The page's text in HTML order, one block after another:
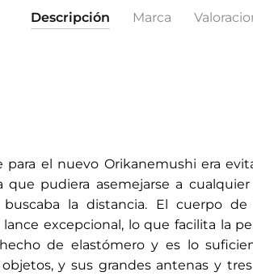
Descripción Marca
para el nuevo Orikanemushi era
que pudiera asemejarse a
la distancia. El cuerpo
excepcional, lo que facilita la
de elastómero y es lo
y sus grandes antenas y